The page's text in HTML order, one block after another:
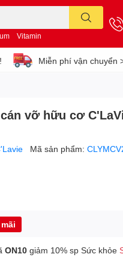
Vitamin
Miễn phí vận chuyển
vỡ hữu cơ
Mã sản phẩm:
ON10 giảm 10% sp Sức khỏe